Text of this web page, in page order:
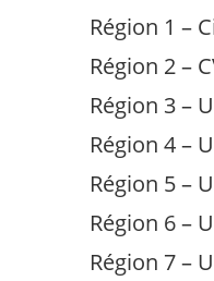
Région 1 –
Région 2 –
Région 3 –
Région 4 –
Région 5 –
Région 6 –
Région 7 –